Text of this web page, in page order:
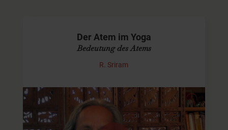
Der Atem im Yoga
Bedeutung des Atems
R. Sriram
Der Atem aus der Sicht des "Yoga Sutra"
R. Sriram spricht über die Bedeutung des Atems in der